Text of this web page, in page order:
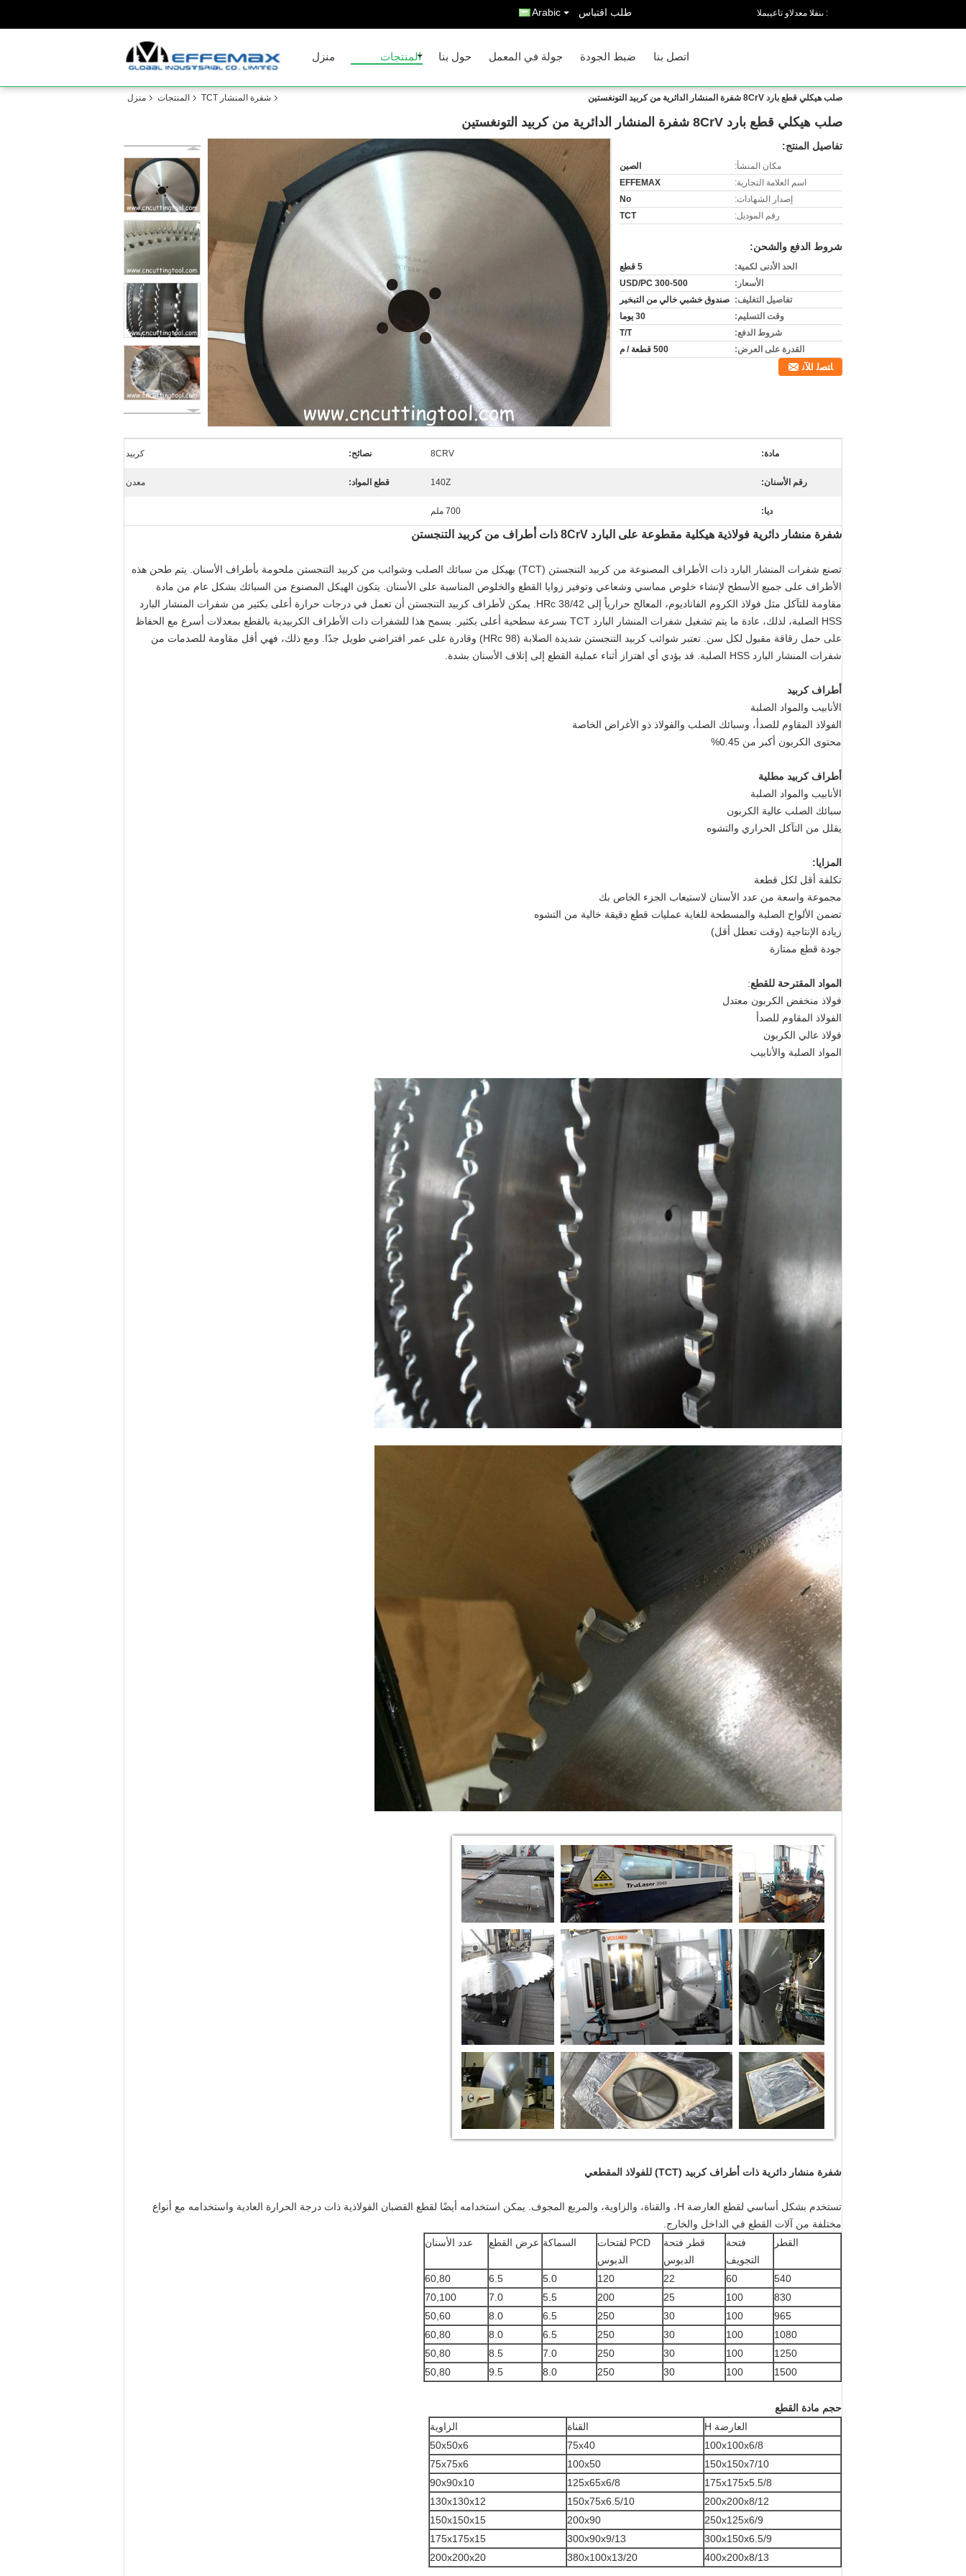
المبيعات والدعم الفنى : طلب اقتباس Arabic
منزل المنتجات حول بنا جولة في المعمل ضبط الجودة اتصل بنا
منزل المنتجات شفرة المنشار TCT صلب هيكلي قطع بارد 8CrV شفرة المنشار الدائرية من كربيد التونغستين
صلب هيكلي قطع بارد 8CrV شفرة المنشار الدائرية من كربيد التونغستين
تفاصيل المنتج:
مكان المنشأ:
الصين
اسم العلامة التجارية:
EFFEMAX
إصدار الشهادات:
No
رقم الموديل:
TCT
شروط الدفع والشحن:
الحد الأدنى لكمية:
5 قطع
الأسعار:
300-500 USD/PC
تفاصيل التغليف: صندوق خشبي خالي من التبخير
وقت التسليم:
30 يوما
شروط الدفع:
T/T
القدرة على العرض:
500 قطعة / م
ﺎﺘﺼﻟ ﺍﻶﻧ
مادة: 8CRV نصائح: كربيد
رقم الأسنان: 140Z قطع المواد: معدن
ديا: 700 ملم
شفرة منشار دائرية فولاذية هيكلية مقطوعة على البارد 8CrV ذات أطراف من كربيد التنجستن
تصنع شفرات المنشار البارد ذات الأطراف المصنوعة من كربيد التنجستن (TCT) بهيكل من سبائك الصلب وشوائب من كربيد التنجستن ملحومة بأطراف الأسنان. يتم طحن هذه
الأطراف على جميع الأسطح لإنشاء خلوص مماسي وشعاعي وتوفير زوايا القطع والخلوص المناسبة على الأسنان. يتكون الهيكل المصنوع من السبائك بشكل عام من مادة
مقاومة للتآكل مثل فولاذ الكروم الفاناديوم، المعالج حرارياً إلى 38/42 HRc. يمكن لأطراف كربيد التنجستن أن تعمل في درجات حرارة أعلى بكثير من شفرات المنشار البارد
HSS الصلبة، لذلك، عادة ما يتم تشغيل شفرات المنشار البارد TCT بسرعة سطحية أعلى بكثير. يسمح هذا للشفرات ذات الأطراف الكربيدية بالقطع بمعدلات أسرع مع الحفاظ
على حمل رقاقة مقبول لكل سن. تعتبر شوائب كربيد التنجستن شديدة الصلابة (98 HRc) وقادرة على عمر افتراضي طويل جدًا. ومع ذلك، فهي أقل مقاومة للصدمات من
شفرات المنشار البارد HSS الصلبة. قد يؤدي أي اهتزاز أثناء عملية القطع إلى إتلاف الأسنان بشدة.
أطراف كربيد
الأنابيب والمواد الصلبة
الفولاذ المقاوم للصدأ، وسبائك الصلب والفولاذ ذو الأغراض الخاصة
محتوى الكربون أكبر من 0.45%
أطراف كربيد مطلية
الأنابيب والمواد الصلبة
سبائك الصلب عالية الكربون
يقلل من التآكل الحراري والتشوه
المزايا:
تكلفة أقل لكل قطعة
مجموعة واسعة من عدد الأسنان لاستيعاب الجزء الخاص بك
تضمن الألواح الصلبة والمسطحة للغاية عمليات قطع دقيقة خالية من التشوه
زيادة الإنتاجية (وقت تعطل أقل)
جودة قطع ممتازة
المواد المقترحة للقطع:
فولاذ منخفض الكربون معتدل
الفولاذ المقاوم للصدأ
فولاذ عالي الكربون
المواد الصلبة والأنابيب
شفرة منشار دائرية ذات أطراف كربيد (TCT) للفولاذ المقطعي
تستخدم بشكل أساسي لقطع العارضة H، والقناة، والزاوية، والمربع المجوف. يمكن استخدامه أيضًا لقطع القضبان الفولاذية ذات درجة الحرارة العادية واستخدامه مع أنواع
مختلفة من آلات القطع في الداخل والخارج.
القطر
فتحة
التجويف
قطر فتحة
الدبوس
PCD لفتحات
الدبوس
السماكة عرض القطع عدد الأسنان
540
60
22
120
5.0
6.5
60,80
830
100
25
200
5.5
7.0
70,100
965
100
30
250
6.5
8.0
50,60
1080
100
30
250
6.5
8.0
60,80
1250
100
30
250
7.0
8.5
50,80
1500
100
30
250
8.0
9.5
50,80
حجم مادة القطع
العارضة H
القناة
الزاوية
100x100x6/8
75x40
50x50x6
150x150x7/10
100x50
75x75x6
175x175x5.5/8
125x65x6/8
90x90x10
200x200x8/12
150x75x6.5/10
130x130x12
250x125x6/9
200x90
150x150x15
300x150x6.5/9
300x90x9/13
175x175x15
400x200x8/13
380x100x13/20
200x200x20